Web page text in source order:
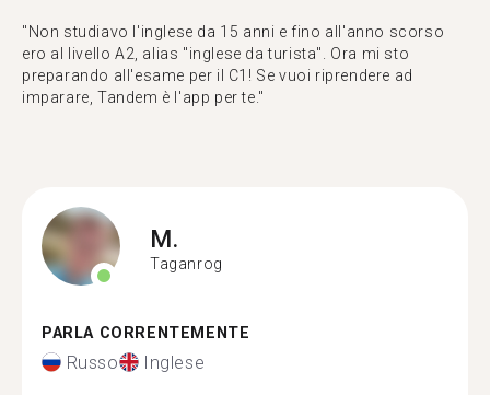
"Non studiavo l'inglese da 15 anni e fino all'anno scorso
ero al livello A2, alias "inglese da turista". Ora mi sto
preparando all'esame per il C1! Se vuoi riprendere ad
imparare, Tandem è l'app per te."
M.
Taganrog
PARLA CORRENTEMENTE
Russo Inglese